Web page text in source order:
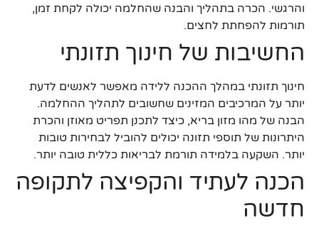
והרגשי. הכרה בתהליך והבנה שהחלמה יכולה לקחת זמן,
תורמות להפחתת לחצים.
החשיבות של חינוך תזונתי
חינוך תזונתי במהלך ההכנה ללידה מאפשר לאנשים לדעת
יותר על המרכיבים המזינים שחשובים לתהליך ההחלמה.
הבנה של מהו מזון בריא, כיצד לתכנן תפריט מאוזן והכרת
היתרונות של תוספי תזונה יכולים להוביל לבחירות טובות
יותר. השקעה בלמידה תורמת לבריאות כללית טובה יותר.
הכנה לעתיד והקפיצה לתקופה
חדשה